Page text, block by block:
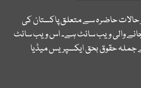
حالات حاضرہ سے متعلق پاکستان کی
والی ویب سائٹ ہے۔ اس ویب سائٹ
جملہ حقوق بحق ایکسپریس میڈیا